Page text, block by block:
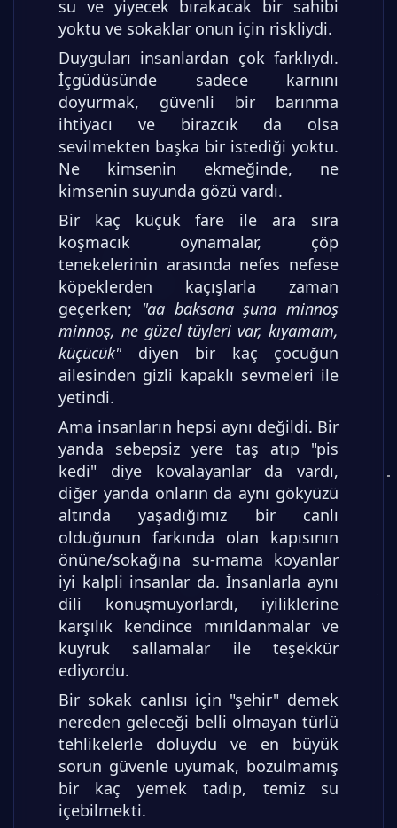
su ve yiyecek bırakacak bir sahibi
yoktu ve sokaklar onun için riskliydi.
Duyguları insanlardan çok farklıydı.
İçgüdüsünde sadece karnını
doyurmak, güvenli bir barınma
ihtiyacı ve birazcık da olsa
sevilmekten başka bir istediği yoktu.
Ne kimsenin ekmeğinde, ne
kimsenin suyunda gözü vardı.
Bir kaç küçük fare ile ara sıra
koşmacık oynamalar, çöp
tenekelerinin arasında nefes nefese
köpeklerden kaçışlarla zaman
geçerken; "aa baksana şuna minnoş
minnoş, ne güzel tüyleri var, kıyamam,
küçücük"diyen bir kaç çocuğun
ailesinden gizli kapaklı sevmeleri ile
yetindi.
Ama insanların hepsi aynı değildi. Bir
yanda sebepsiz yere taş atıp "pis
kedi" diye kovalayanlar da vardı,
diğer yanda onların da aynı gökyüzü
altında yaşadığımız bir canlı
olduğunun farkında olan kapısının
önüne/sokağına su-mama koyanlar
iyi kalpli insanlar da. İnsanlarla aynı
dili konuşmuyorlardı, iyiliklerine
karşılık kendince mırıldanmalar ve
kuyruk sallamalar ile teşekkür
ediyordu.
Bir sokak canlısı için "şehir" demek
nereden geleceği belli olmayan türlü
tehlikelerle doluydu ve en büyük
sorun güvenle uyumak, bozulmamış
bir kaç yemek tadıp, temiz su
içebilmekti.